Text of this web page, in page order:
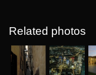
Related photos